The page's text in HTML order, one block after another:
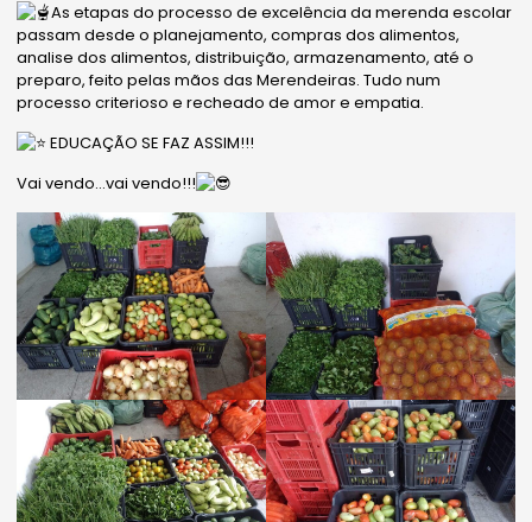
As etapas do processo de excelência da merenda escolar
passam desde o planejamento, compras dos alimentos,
analise dos alimentos, distribuição, armazenamento, até o
preparo, feito pelas mãos das Merendeiras. Tudo num
processo criterioso e recheado de amor e empatia.
EDUCAÇÃO SE FAZ ASSIM!!!
Vai vendo…vai vendo!!!